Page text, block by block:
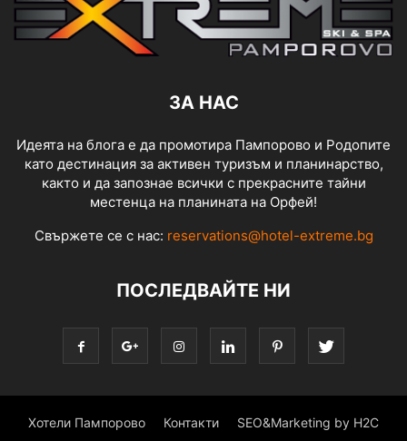
ЗА НАС
Идеята на блога е да промотира Пампорово и Родопите
като дестинация за активен туризъм и планинарство,
както и да запознае всички с прекрасните тайни
местенца на планината на Орфей!
Свържете се с нас: reservations@hotel-extreme.bg
ПОСЛЕДВАЙТЕ НИ
Хотели Пампорово Контакти SEO&Marketing by H2C